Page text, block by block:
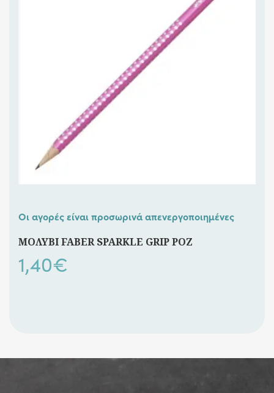
Οι αγορές είναι προσωρινά απενεργοποιημένες
ΜΟΛΥΒΙ FABER SPARKLE GRIP ΡΟΖ
1,40€